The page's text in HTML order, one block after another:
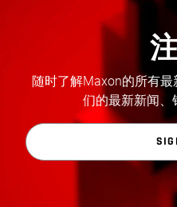
随时了解Maxon的所有
们的最新新闻、